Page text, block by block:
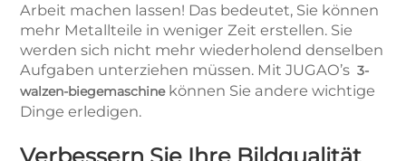
Arbeit machen lassen! Das bedeutet, Sie können
mehr Metallteile in weniger Zeit erstellen. Sie
werden sich nicht mehr wiederholend denselben
Aufgaben unterziehen müssen. Mit JUGAO’s 3-
walzen-biegemaschine können Sie andere wichtige
Dinge erledigen.